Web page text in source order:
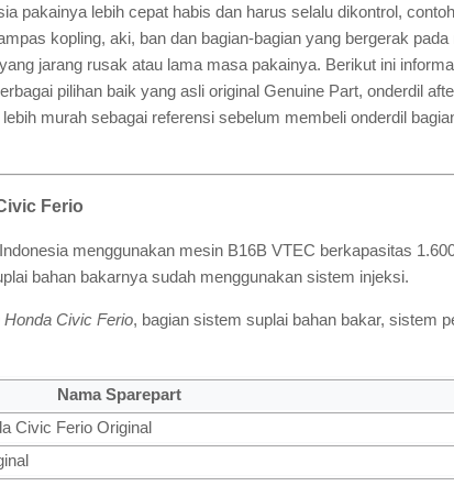
pakainya lebih cepat habis dan harus selalu dikontrol,
kopling, aki, ban dan bagian-bagian yang bergerak pada
jarang rusak atau lama masa pakainya. Berikut ini
pilihan baik yang asli original Genuine Part, onderdil
murah sebagai referensi sebelum membeli onderdil
Ferio
menggunakan mesin B16B VTEC berkapasitas
bahan bakarnya sudah menggunakan sistem injeksi.
Civic Ferio, bagian sistem suplai bahan bakar, sistem
Nama Sparepart
Civic Ferio Original